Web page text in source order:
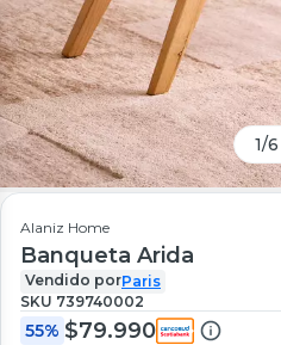
1/6
Alaniz Home
Banqueta Arida
Vendido porParis
SKU 739740002
55% $79.990